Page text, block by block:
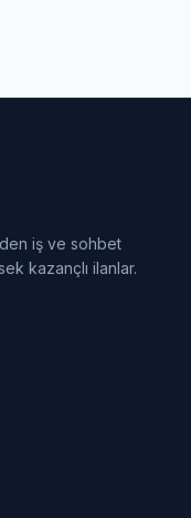
iş ve sohbet
kazançlı ilanlar.